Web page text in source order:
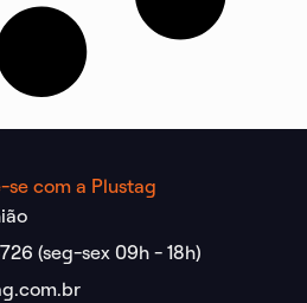
se com a Plustag
(seg-sex 09h - 18h)